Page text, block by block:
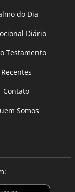
do Dia
Diário
Testamento
Recentes
Contato
Somos